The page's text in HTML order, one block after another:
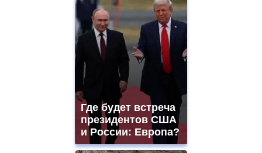
Где будет встреча
президентов США
и России: Европа?